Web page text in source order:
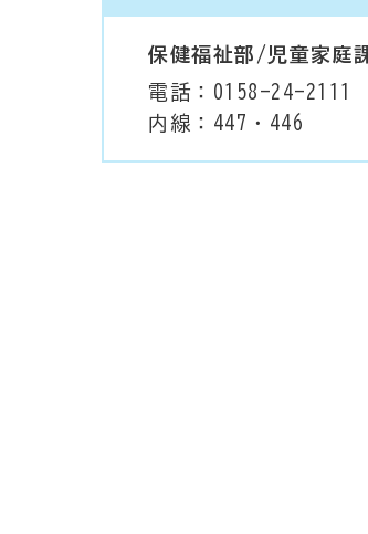
保健福祉部/児童家庭
電話：0158-24-2111
内線：447・446